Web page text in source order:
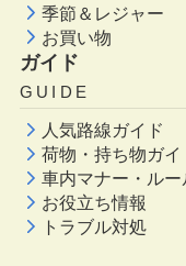
季節＆レジャー
お買い物
ガイド
GUIDE
人気路線ガイド
荷物・持ち物ガイ
車内マナー・ルー
お役立ち情報
トラブル対処